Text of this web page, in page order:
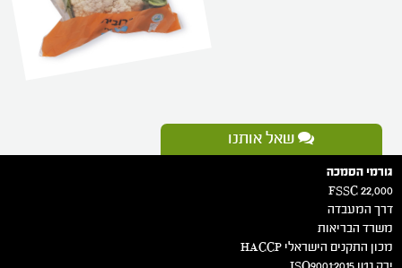
גורמי הסמכה
FSSC 22,000
דרך המעבדה
משרד הבריאות